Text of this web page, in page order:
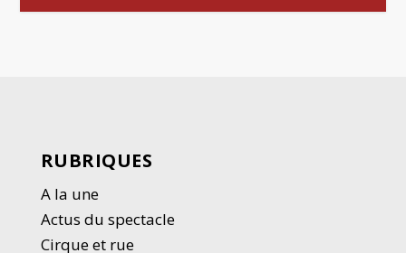
RUBRIQUES
A la une
Actus du spectacle
Cirque et rue